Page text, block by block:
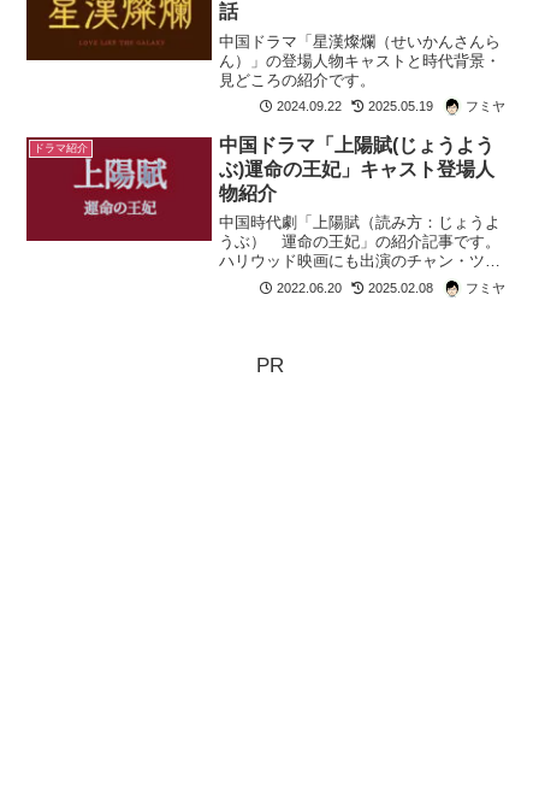
話
中国ドラマ「星漢燦爛（せいかんさんら
ん）」の登場人物キャストと時代背景・
見どころの紹介です。
2024.09.22 2025.05.19 フミヤ
ドラマ紹介
中国ドラマ「上陽賦(じょうよう
ぶ)運命の王妃」キャスト登場人
物紹介
中国時代劇「上陽賦（読み方：じょうよ
うぶ） 運命の王妃」の紹介記事です。
ハリウッド映画にも出演のチャン・ツィ
イーが初めて中国で主演した連続テレビ
ドラマということで注目を集めました。
2022.06.20 2025.02.08 フミヤ
PR